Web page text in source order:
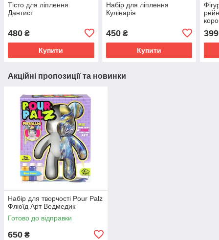
Тісто для ліплення
Дантист
480 ₴
Купити
Набір для ліплення
Кулінарія
450₴
Купити
399
Акційні пропозиції та новинки
Набір для творчості Pour Palz
Флюїд Арт Ведмедик
Готово до відправки
650 ₴